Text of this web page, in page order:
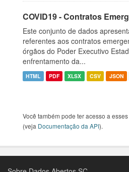
COVID19 - Contratos
Este conjunto de dados
referentes aos contratos
órgãos do Poder Executivo
enfrentamento da...
HTML PDF XLSX CSV JSON
Você também pode ter acesso a
(veja Documentação da API).